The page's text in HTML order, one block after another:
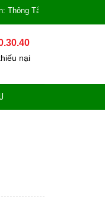
Tắc Bồn Cầu, Tắc Cống,
nại